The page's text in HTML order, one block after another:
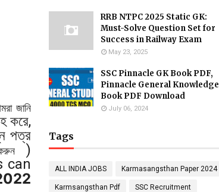
জানি
করে,
পত্র
)
can
RRB NTPC 2025 Static GK:
Must-Solve Question Set for
Success in Railway Exam
May 23, 2025
SSC Pinnacle GK Book PDF,
Pinnacle General Knowledge
Book PDF Download
July 06, 2024
Tags
ALL INDIA JOBS Karmasangsthan Paper 2024
Karmsangsthan Pdf SSC Recruitment